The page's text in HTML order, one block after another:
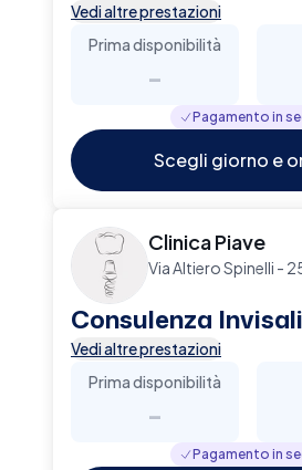
Vedi altre prestazioni
Prima disponibilità
-
Pagamento in
Scegli giorno e
Clinica Piave
Via Altiero Spinelli -
Consulenza
Vedi altre prestazioni
Prima disponibilità
-
Pagamento in